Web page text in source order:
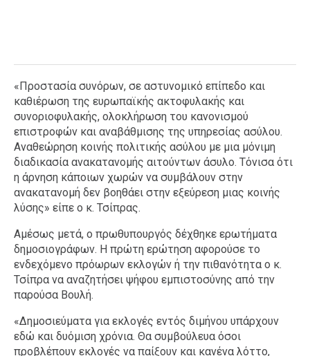
«Προστασία συνόρων, σε αστυνομικό επίπεδο και
καθιέρωση της ευρωπαϊκής ακτοφυλακής και
συνοριοφυλακής, ολοκλήρωση του κανονισμού
επιστροφών και αναβάθμισης της υπηρεσίας ασύλου.
Αναθεώρηση κοινής πολιτικής ασύλου με μια μόνιμη
διαδικασία ανακατανομής αιτούντων άσυλο. Τόνισα ότι
η άρνηση κάποιων χωρών να συμβάλουν στην
ανακατανομή δεν βοηθάει στην εξεύρεση μιας κοινής
λύσης» είπε ο κ. Τσίπρας.
Αμέσως μετά, ο πρωθυπουργός δέχθηκε ερωτήματα
δημοσιογράφων. Η πρώτη ερώτηση αφορούσε το
ενδεχόμενο πρόωρων εκλογών ή την πιθανότητα ο κ.
Τσίπρα να αναζητήσει ψήφου εμπιστοσύνης από την
παρούσα Βουλή.
«Δημοσιεύματα για εκλογές εντός διμήνου υπάρχουν
εδώ και δυόμιση χρόνια. Θα συμβούλευα όσοι
προβλέπουν εκλογές να παίξουν και κανένα λόττο,